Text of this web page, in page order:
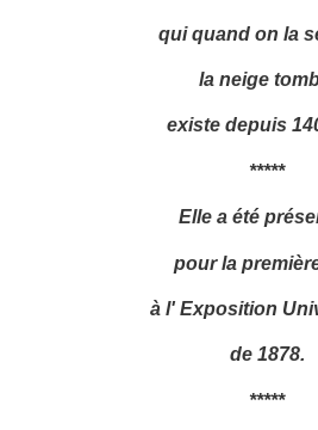
qui quand on la
la neige
existe depuis
*****
Elle a été
pour la
à l' Exposition
de 1878.
*****